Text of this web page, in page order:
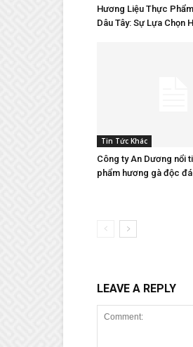
Hương Liệu Thực
Dâu Tây: Sự Lựa Chọn
Tin Tức Khác
Công ty An Dương nổi
phẩm hương gà độc
LEAVE A REPLY